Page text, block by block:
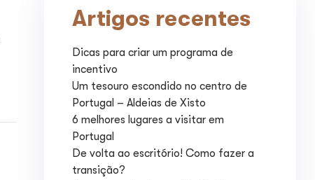
Artigos recentes
Dicas para criar um programa de
incentivo
Um tesouro escondido no centro de
Portugal – Aldeias de Xisto
6 melhores lugares a visitar em
Portugal
De volta ao escritório! Como fazer a
transição?